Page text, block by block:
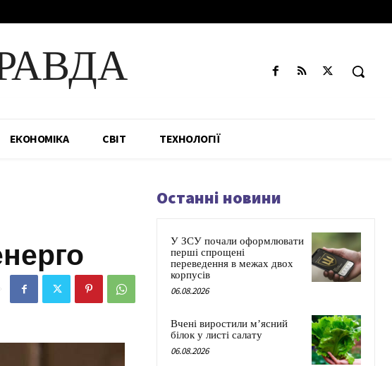
ЕКОНОМІКА СВІТ ТЕХНОЛОГІЇ
Останні новини
У ЗСУ почали оформлювати
перші спрощені
переведення в межах двох
корпусів
06.08.2026
Вчені виростили м’ясний
білок у листі салату
06.08.2026